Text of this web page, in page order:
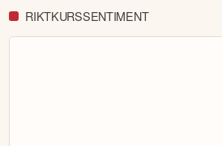
RIKTKURSSENTIMENT